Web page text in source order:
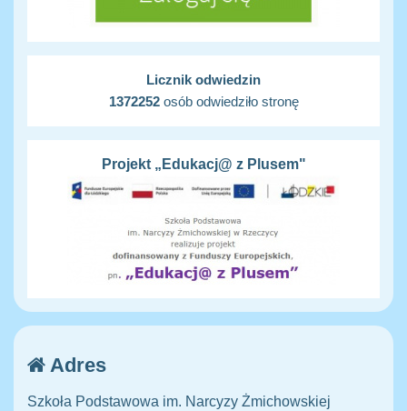
Licznik odwiedzin
1372252osób odwiedziło stronę
Projekt „Edukacj@ z Plusem"
Adres
Szkoła Podstawowa im. Narcyzy Żmichowskiej